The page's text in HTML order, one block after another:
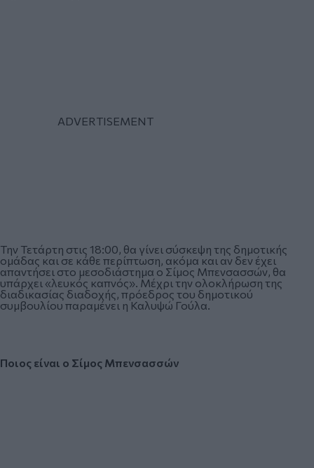
Την Τετάρτη στις 18:00, θα γίνει σύσκεψη της δημοτικής
ομάδας και σε κάθε περίπτωση, ακόμα και αν δεν έχει
απαντήσει στο μεσοδιάστημα ο Σίμος Μπενσασσών, θα
υπάρχει «λευκός καπνός». Μέχρι την ολοκλήρωση της
διαδικασίας διαδοχής, πρόεδρος του δημοτικού
συμβουλίου παραμένει η Καλυψώ Γούλα.
Ποιος είναι ο Σίμος Μπενσασσών